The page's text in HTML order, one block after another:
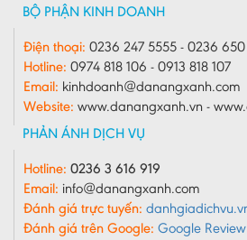
BỘ PHẬN KINH DOANH
Điện thoại: 0236 247 5555 - 0236
Hotline: 0974 818 106 - 0913 818 107
Email: kinhdoanh@danangxanh.com
Website: www.danangxanh.vn -
PHẢN ÁNH DỊCH VỤ
Hotline: 0236 3 616 919
Email: info@danangxanh.com
Đánh giá trực tuyến:
Đánh giá trên Google: Google Review